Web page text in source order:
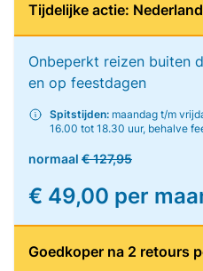
Tijdelijke actie:
Onbeperkt reizen buiten
en op feestdagen
Spitstijden: maandag t/m
16.00 tot 18.30 uur, behalve
normaal € 127,95
€ 49,00 per
Goedkoper na 2 retours